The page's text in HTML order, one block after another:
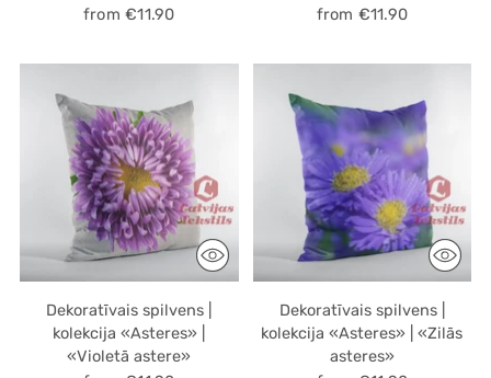
from €11.90
from €11.90
Dekoratīvais spilvens |
kolekcija «Asteres» |
«Violetā astere»
Dekoratīvais spilvens |
kolekcija «Asteres» | «Zilās
asteres»